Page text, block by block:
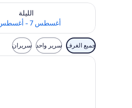
الليلة
أغسطس 7 - أغسطس 8
تحقق من مدى التوفر لليلة للفترة
عوامل
التصفية
المتاحة
جميع الغرف سرير واحد سريران